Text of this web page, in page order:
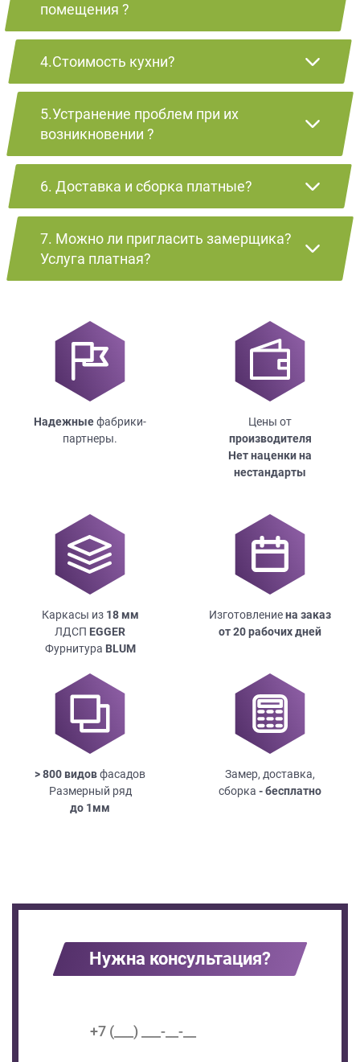
помещения ?
4.Стоимость кухни?
5.Устранение проблем при их
возникновении ?
6. Доставка и сборка платные?
7. Можно ли пригласить замерщика?
Услуга платная?
Надежныефабрики-
партнеры.
Цены от
производителя
Нет наценки на
нестандарты
Каркасы из 18мм
ЛДСП EGGER
Фурнитура BLUM
Изготовлениена заказ
от 20 рабочих дней
> 800 видовфасадов
Размерный ряд
до 1мм
Замер, доставка,
сборка - бесплатно
Нужна консультация?